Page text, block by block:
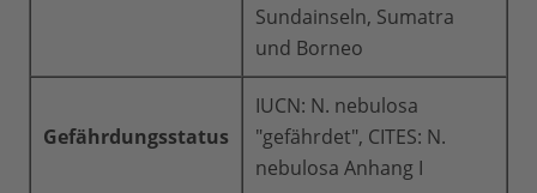
Sundainseln, Sumatra
und Borneo
Gefährdungsstatus
IUCN: N. nebulosa
"gefährdet", CITES: N.
nebulosa Anhang I